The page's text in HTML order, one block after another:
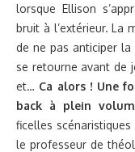
lorsque Ellison
bruit à l’extérieur. La
de ne pas anticiper la
se retourne avant de
et… Ca alors ! Une
back à plein
ficelles
le professeur de